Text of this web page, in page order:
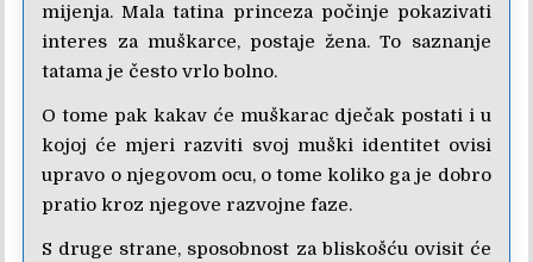
mijenja. Mala tatina princeza počinje pokazivati
interes za muškarce, postaje žena. To saznanje
tatama je često vrlo bolno.
O tome pak kakav će muškarac dječak postati i u
kojoj će mjeri razviti svoj muški identitet ovisi
upravo o njegovom ocu, o tome koliko ga je dobro
pratio kroz njegove razvojne faze.
S druge strane, sposobnost za bliskošću ovisit će